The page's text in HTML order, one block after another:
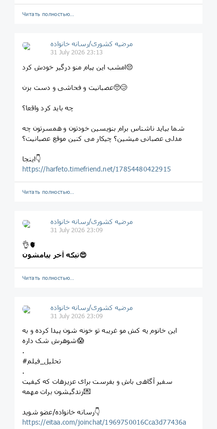
Читать полностью…
مرضیه کشوری/رسانه خانواده
31 July 2026 23:13
امشب این پیام منو درگیر خودش کرد😔
عصبانیت و فحاشی و دست بزن🥺😢
چه باید کرد واقعا؟
شما بیاید ناشناس برام بنویسین خودتون و همسرتون چه
مدلی عصبانی میشین؟ چیکار می کنین موقع عصبانیت؟
اینجا👇
https://harfeto.timefriend.net/17854480422915
Читать полностью…
مرضیه کشوری/رسانه خانواده
31 July 2026 23:09
👌🫀
تیکه آخر پیامشون😍
Читать полностью…
مرضیه کشوری/رسانه خانواده
31 July 2026 23:09
این خانوم یه کش مو غریبه تو خونه شون پیدا کرده و به
شوهرش شک داره😱
.
#تحلیل_فیلم
.
سفیر آگاهی باش و بفرست برای عزیزهات که کیفیت
زندگیشون برات مهمه💌
رسانه خانواده/عضو شوید👇
https://eitaa.com/joinchat/1969750016Cca3d77436a